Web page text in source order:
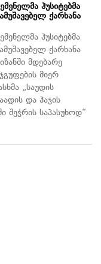
ჰუსიტებმა
ქარხანა
ჰუსიტებმა
ქარხანა
მდებარე
მიერ
„საუდის
და ჰაჯის
შეჭრის საპასუხოდ“